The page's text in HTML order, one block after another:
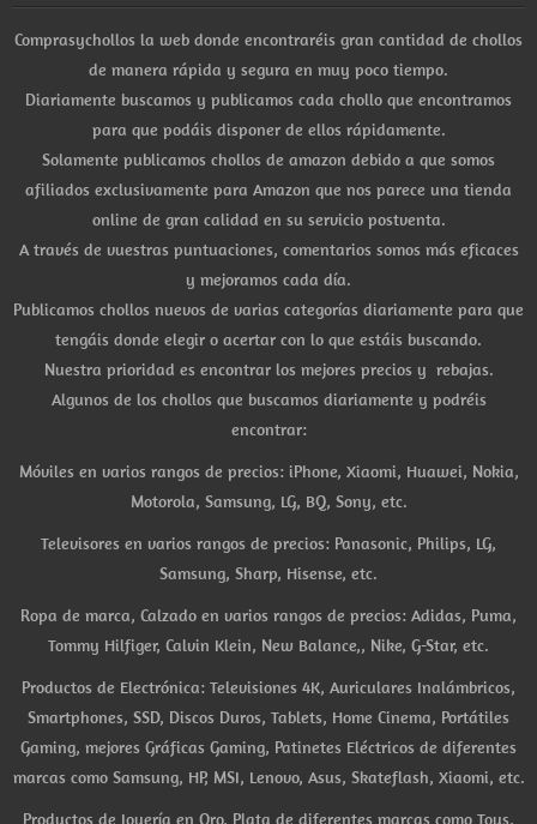
Comprasychollos la web donde encontraréis gran cantidad de chollos
de manera rápida y segura en muy poco tiempo.
Diariamente buscamos y publicamos cada chollo que encontramos
para que podáis disponer de ellos rápidamente.
Solamente publicamos chollos de amazon debido a que somos
afiliados exclusivamente para Amazon que nos parece una tienda
online de gran calidad en su servicio postventa.
A través de vuestras puntuaciones, comentarios somos más eficaces
y mejoramos cada día.
Publicamos chollos nuevos de varias categorías diariamente para que
tengáis donde elegir o acertar con lo que estáis buscando.
Nuestra prioridad es encontrar los mejores precios y rebajas.
Algunos de los chollos que buscamos diariamente y podréis
encontrar:
Móviles en varios rangos de precios: iPhone, Xiaomi, Huawei, Nokia,
Motorola, Samsung, LG, BQ, Sony, etc.
Televisores en varios rangos de precios: Panasonic, Philips, LG,
Samsung, Sharp, Hisense, etc.
Ropa de marca, Calzado en varios rangos de precios: Adidas, Puma,
Tommy Hilfiger, Calvin Klein, New Balance,, Nike, G-Star, etc.
Productos de Electrónica: Televisiones 4K, Auriculares Inalámbricos,
Smartphones, SSD, Discos Duros, Tablets, Home Cinema, Portátiles
Gaming, mejores Gráficas Gaming, Patinetes Eléctricos de diferentes
marcas como Samsung, HP, MSI, Lenovo, Asus, Skateflash, Xiaomi, etc.
Productos de Joyería en Oro, Plata de diferentes marcas como Tous,